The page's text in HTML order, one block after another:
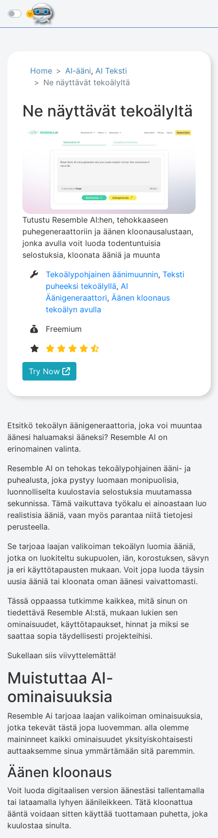
☰
Home AI-ääni, AI Teksti
Ne näyttävät tekoälyltä
Ne näyttävät tekoälyltä
Tutustu Resemble AI:hen, tehokkaaseen
puhegeneraattoriin ja äänen kloonausalustaan,
jonka avulla voit luoda todentuntuisia
selostuksia, kloonata ääniä ja muunta
Tekoälypohjainen äänimuunnin,Teksti
puheeksi tekoälyllä,AI
Äänigeneraattori,Äänen kloonaus
tekoälyn avulla
Freemium
Try Now
Etsitkö tekoälyn äänigeneraattoria, joka voi muuntaa
äänesi haluamaksi ääneksi? Resemble AI on
erinomainen valinta.
Resemble AI on tehokas tekoälypohjainen ääni- ja
puhealusta, joka pystyy luomaan monipuolisia,
luonnolliselta kuulostavia selostuksia muutamassa
sekunnissa. Tämä vaikuttava työkalu ei ainoastaan ​​luo
realistisia ääniä, vaan myös parantaa niitä tietojesi
perusteella.
Se tarjoaa laajan valikoiman tekoälyn luomia ääniä,
jotka on luokiteltu sukupuolen, iän, korostuksen, sävyn
ja eri käyttötapausten mukaan. Voit jopa luoda täysin
uusia ääniä tai kloonata oman äänesi vaivattomasti.
Tässä oppaassa tutkimme kaikkea, mitä sinun on
tiedettävä Resemble AI:stä, mukaan lukien sen
ominaisuudet, käyttötapaukset, hinnat ja miksi se
saattaa sopia täydellisesti projekteihisi.
Sukellaan siis viivyttelemättä!
Muistuttaa AI-
ominaisuuksia
Resemble Ai tarjoaa laajan valikoiman ominaisuuksia,
jotka tekevät tästä jopa luovemman. alla olemme
maininneet kaikki ominaisuudet yksityiskohtaisesti
auttaaksemme sinua ymmärtämään sitä paremmin.
Äänen kloonaus
Voit luoda digitaalisen version äänestäsi tallentamalla
tai lataamalla lyhyen äänileikkeen. Tätä kloonattua
ääntä voidaan sitten käyttää tuottamaan puhetta, joka
kuulostaa sinulta.